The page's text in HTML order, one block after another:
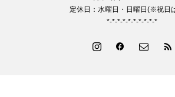
定休日：水曜日・日曜日(※祝日
*-*-*-*-*-*-*-*-*-*